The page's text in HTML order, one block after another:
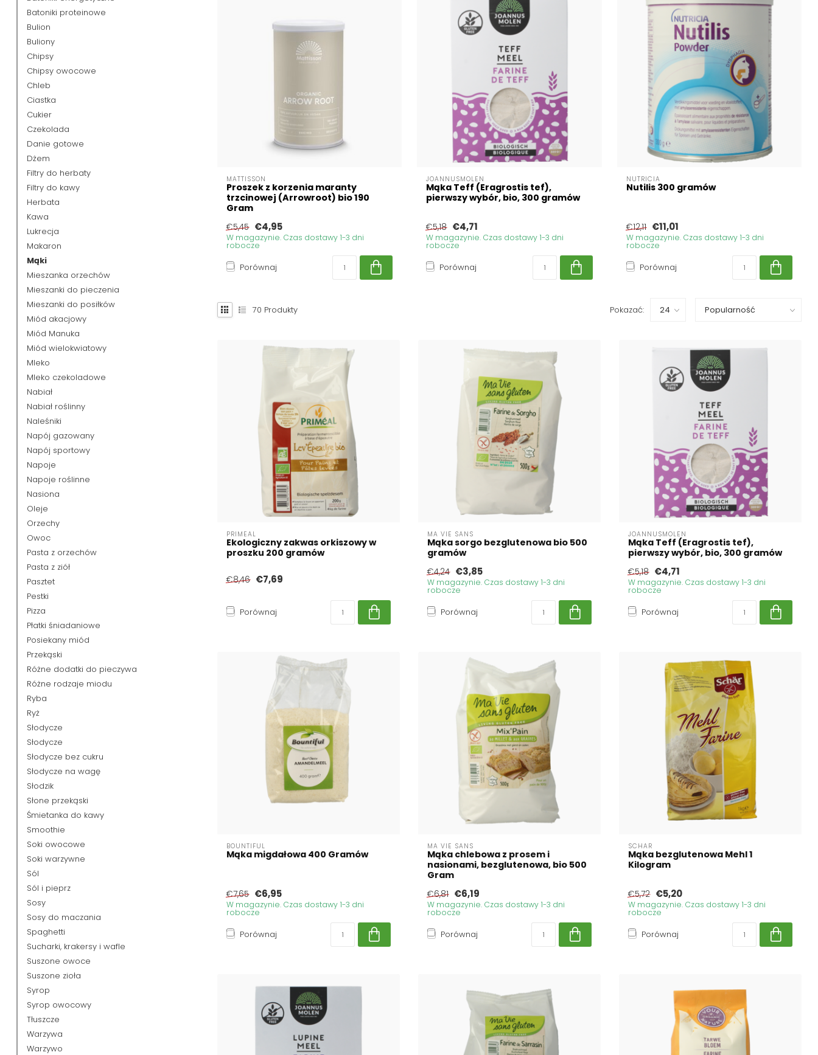
Batoniki proteinowe
Bulion
Buliony
Chipsy
Chipsy owocowe
Chleb
Ciastka
Cukier
Czekolada
Danie gotowe
Dżem
Filtry do herbaty
Filtry do kawy
Herbata
Kawa
Lukrecja
Makaron
Mąki
Mieszanka orzechów
Mieszanki do pieczenia
Mieszanki do posiłków
Miód akacjowy
Miód Manuka
Miód wielokwiatowy
Mleko
Mleko czekoladowe
Nabiał
Nabiał roślinny
Naleśniki
Napój gazowany
Napój sportowy
Napoje
Napoje roślinne
Nasiona
Oleje
Orzechy
Owoc
Pasta z orzechów
Pasta z ziół
Pasztet
Pestki
Pizza
Płatki śniadaniowe
Posiekany miód
Przekąski
Różne dodatki do pieczywa
Różne rodzaje miodu
Ryba
Ryż
Słodycze
Słodycze
Słodycze bez cukru
Słodycze na wagę
Słodzik
Słone przekąski
Śmietanka do kawy
Smoothie
Soki owocowe
Soki warzywne
Sól
Sól i pieprz
Sosy
Sosy do maczania
Spaghetti
Sucharki, krakersy i wafle
Suszone owoce
Suszone zioła
Syrop
Syrop owocowy
Tłuszcze
Warzywa
Warzywo
MATTISSON
Proszek z korzenia maranty
trzcinowej (Arrowroot) bio 190
Gram
€5,45 €4,95
W magazynie. Czas dostawy 1-3 dni
robocze
Porównaj
JOANNUSMOLEN
Mąka Teff (Eragrostis tef),
pierwszy wybór, bio, 300 gramów
€5,18 €4,71
W magazynie. Czas dostawy 1-3 dni
robocze
Porównaj
NUTRICIA
Nutilis 300 gramów
€12,11 €11,01
W magazynie. Czas dostawy 1-3 dni
robocze
Porównaj
70 Produkty Pokazać:
PRIMEAL
Ekologiczny zakwas orkiszowy w
proszku 200 gramów
€8,46 €7,69
Porównaj
MA VIE SANS
Mąka sorgo bezglutenowa bio 500
gramów
€4,24 €3,85
W magazynie. Czas dostawy 1-3 dni
robocze
Porównaj
JOANNUSMOLEN
Mąka Teff (Eragrostis tef),
pierwszy wybór, bio, 300 gramów
€5,18 €4,71
W magazynie. Czas dostawy 1-3 dni
robocze
Porównaj
BOUNTIFUL
Mąka migdałowa 400 Gramów
€7,65 €6,95
W magazynie. Czas dostawy 1-3 dni
robocze
Porównaj
MA VIE SANS
Mąka chlebowa z prosem i
nasionami, bezglutenowa, bio 500
Gram
€6,81 €6,19
W magazynie. Czas dostawy 1-3 dni
robocze
Porównaj
SCHAR
Mąka bezglutenowa Mehl 1
Kilogram
€5,72 €5,20
W magazynie. Czas dostawy 1-3 dni
robocze
Porównaj